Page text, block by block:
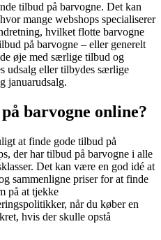
tilbud på barvogne. Det kan
mange webshops specialiserer
hvilket flotte barvogne
på barvogne – eller generelt
øje med særlige tilbud og
udsalg eller tilbydes særlige
januarudsalg.
barvogne online?
at finde gode tilbud på
der har tilbud på barvogne i alle
Det kan være en god idé at
sammenligne priser for at finde
på at tjekke
når du køber en
hvis der skulle opstå